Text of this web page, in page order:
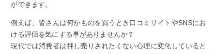
ができます。
例えば、皆さんは何かものを買うとき口コミサイトやSNSにお
ける評価を気にする事がありませんか？
現代では消費者は押し売りされたくない心理に変化していると